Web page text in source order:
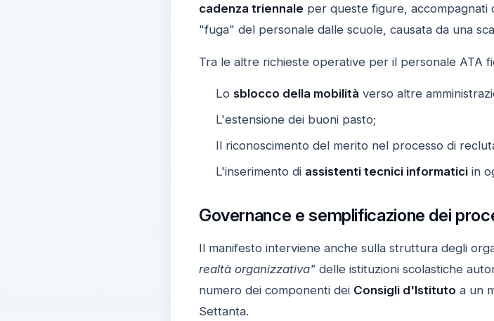
cadenza triennale per queste figure, accompagnati
"fuga" del personale dalle scuole, causata da una
Tra le altre richieste operative per il personale ATA
Lo sblocco della mobilità verso altre
L'estensione dei buoni pasto;
Il riconoscimento del merito nel processo di
L'inserimento di assistenti tecnici informaticiin
Governance e semplificazione dei
Il manifesto interviene anche sulla struttura degli
realtà organizzativa"delle istituzioni scolastiche
numero dei componenti dei Consigli d'Istituto a un
Settanta.